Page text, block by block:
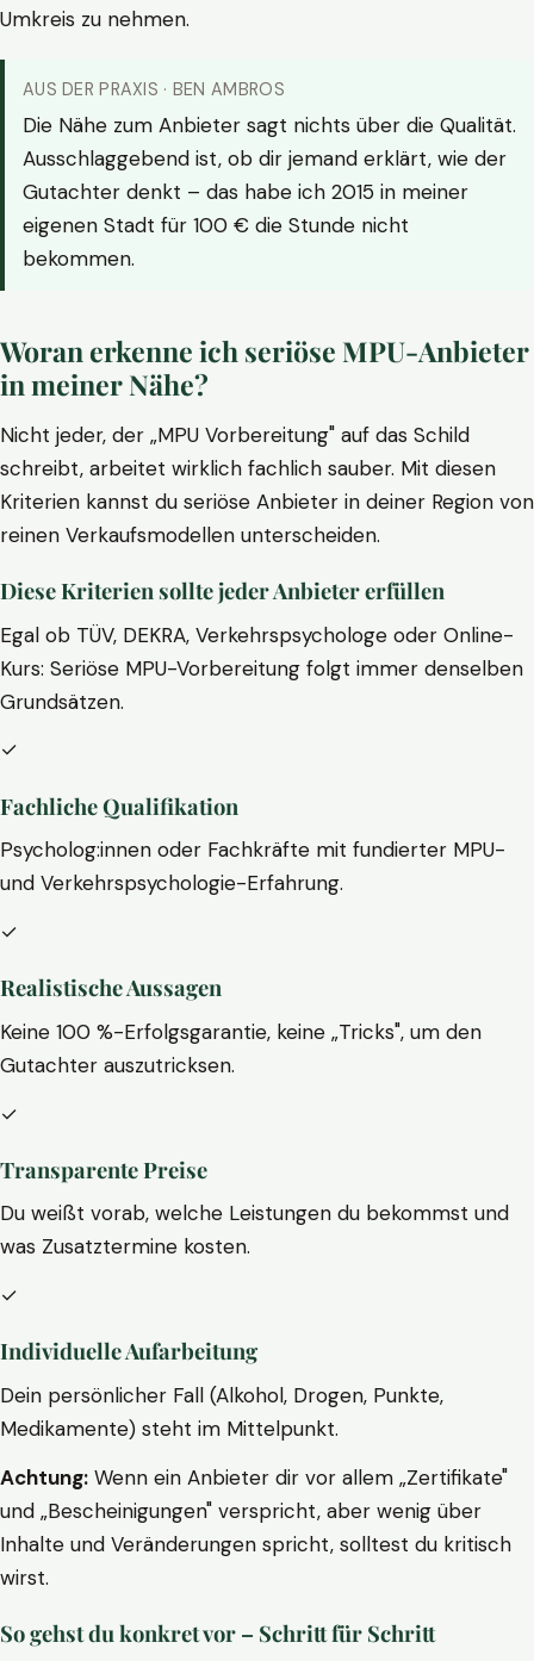
Umkreis zu nehmen.
AUS DER PRAXIS · BEN AMBROS
Die Nähe zum Anbieter sagt nichts über die Qualität.
Ausschlaggebend ist, ob dir jemand erklärt, wie der
Gutachter denkt – das habe ich 2015 in meiner
eigenen Stadt für 100 € die Stunde nicht
bekommen.
Woran erkenne ich seriöse MPU-Anbieter
in meiner Nähe?
Nicht jeder, der „MPU Vorbereitung" auf das Schild
schreibt, arbeitet wirklich fachlich sauber. Mit diesen
Kriterien kannst du seriöse Anbieter in deiner Region von
reinen Verkaufsmodellen unterscheiden.
Diese Kriterien sollte jeder Anbieter erfüllen
Egal ob TÜV, DEKRA, Verkehrspsychologe oder Online-
Kurs: Seriöse MPU-Vorbereitung folgt immer denselben
Grundsätzen.
✓
Fachliche Qualifikation
Psycholog:innen oder Fachkräfte mit fundierter MPU-
und Verkehrspsychologie-Erfahrung.
✓
Realistische Aussagen
Keine 100 %-Erfolgsgarantie, keine „Tricks", um den
Gutachter auszutricksen.
✓
Transparente Preise
Du weißt vorab, welche Leistungen du bekommst und
was Zusatztermine kosten.
✓
Individuelle Aufarbeitung
Dein persönlicher Fall (Alkohol, Drogen, Punkte,
Medikamente) steht im Mittelpunkt.
Achtung: Wenn ein Anbieter dir vor allem „Zertifikate"
und „Bescheinigungen" verspricht, aber wenig über
Inhalte und Veränderungen spricht, solltest du kritisch
wirst.
So gehst du konkret vor – Schritt für Schritt